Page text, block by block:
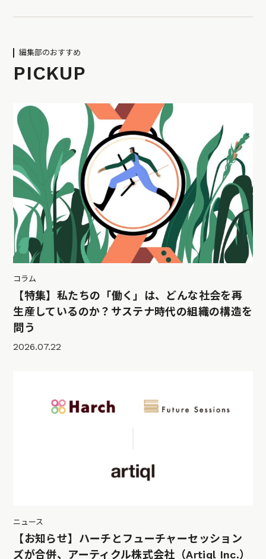
編集部のおすすめ
PICKUP
コラム
【特集】私たちの「働く」は、どんな社会を再
生産しているのか？サステナ時代の組織の構造を
問う
2026.07.22
ニュース
【お知らせ】ハーチとフューチャーセッション
ズが合併、アーティクル株式会社（Artiql Inc.）